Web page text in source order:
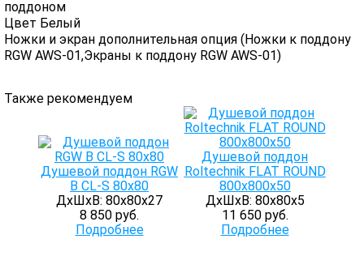
поддоном
Цвет Белый
Ножки и экран дополнительная опция (Ножки к поддону
RGW AWS-01,Экраны к поддону RGW AWS-01)
Также рекомендуем
Душевой поддон RGW
B CL-S 80x80
ДхШхВ: 80х80х27
8 850 руб.
Подробнее
Душевой поддон
Roltechnik FLAT ROUND
800х800х50
ДхШхВ: 80х80х5
11 650 руб.
Подробнее